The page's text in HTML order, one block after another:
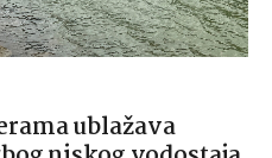
ublažava